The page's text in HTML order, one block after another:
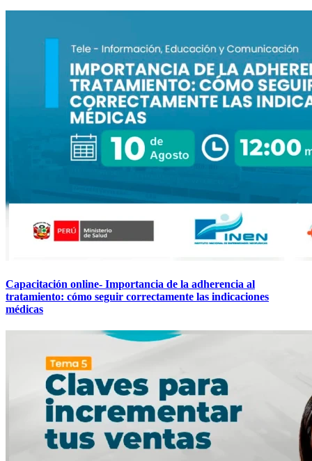
Capacitación online- Importancia de la adherencia al
tratamiento: cómo seguir correctamente las indicaciones
médicas